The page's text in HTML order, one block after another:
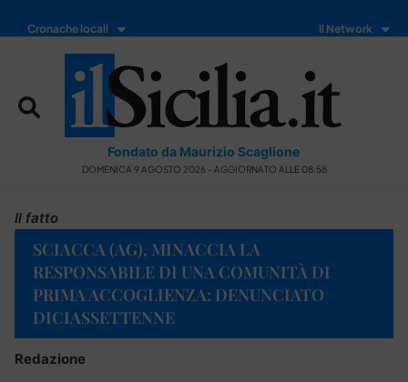
Cronache locali Il Network
Fondato da Maurizio Scaglione
DOMENICA 9 AGOSTO 2026 - AGGIORNATO ALLE 08:58
Il fatto
SCIACCA (AG), MINACCIA LA
RESPONSABILE DI UNA COMUNITÀ DI
PRIMA ACCOGLIENZA: DENUNCIATO
DICIASSETTENNE
Redazione